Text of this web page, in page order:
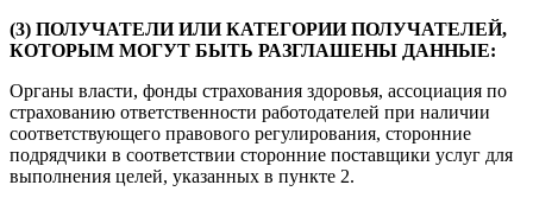
(3) ПОЛУЧАТЕЛИ ИЛИ КАТЕГОРИИ ПОЛУЧАТЕЛЕЙ,
КОТОРЫМ МОГУТ БЫТЬ РАЗГЛАШЕНЫ ДАННЫЕ:
Органы власти, фонды страхования здоровья, ассоциация по
страхованию ответственности работодателей при наличии
соответствующего правового регулирования, сторонние
подрядчики в соответствии сторонние поставщики услуг для
выполнения целей, указанных в пункте 2.